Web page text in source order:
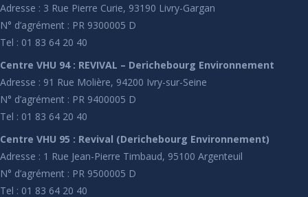
Adresse : 3 Rue Pierre Curie, 93190 Livry-Gargan
N° d’agrément : PR 9300005 D
Tel : 01 83 64 20 40
Centre VHU 94 : REVIVAL – Derichebourg Environnement
Adresse : 91 Rue Molière, 94200 Ivry-sur-Seine
N° d’agrément : PR 9400005 D
Tel : 01 83 64 20 40
Centre VHU 95 : Revival (Derichebourg Environnement)
Adresse : 1 Rue Jean-Pierre Timbaud, 95100 Argenteuil
N° d’agrément : PR 9500005 D
Tel : 01 83 64 20 40